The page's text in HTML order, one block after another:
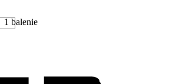
1 balenie